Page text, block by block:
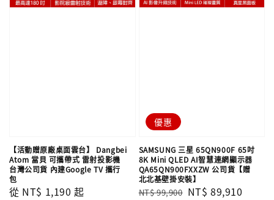
【活動贈原廠桌面雲台】 Dangbei
Atom 當貝 可攜帶式 雷射投影機
台灣公司貨 內建Google TV 攜行
包
Regular
從 NT$ 1,190 起
優惠
SAMSUNG 三星 65QN900F 65吋
8K Mini QLED AI智慧連網顯示器
QA65QN900FXXZW 公司貨【贈
北北基壁掛安裝】
Regular
NT$ 99,900 Sale
NT$ 89,910